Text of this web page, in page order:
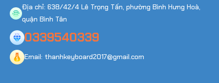
Địa chỉ: 638/42/4 Lê Trọng Tấn, phường Bình Hưng Hoà,
quận Bình Tân
0339540339
Email: thanhkeyboard2017@gmail.com